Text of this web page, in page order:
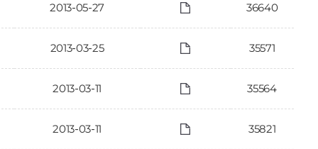
2013-05-27 36640
2013-03-25 35571
2013-03-11 35564
2013-03-11 35821